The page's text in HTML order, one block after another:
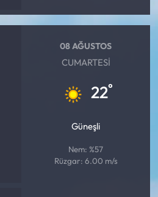
08 AĞUSTOS
CUMARTESI
22°
Güneşli
Nem: %57
Rüzgar: 6.00 m/s